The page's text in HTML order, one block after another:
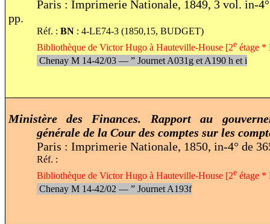
Paris : Imprimerie Nationale, 1849, 3 vol. in-
pp.
Réf. : BN: 4-LE74-3 (1850,15, BUDGET)
Bibliothèque de Victor Hugo à Hauteville-House [2eétage *
Chenay M 14-42/03 — ”Journet A031g et A190 h et i
Ministère des Finances. Rapport au
générale de la Cour des comptes sur les
Paris : Imprimerie Nationale, 1850, in-4° de
Réf. :
Bibliothèque de Victor Hugo à Hauteville-House [2eétage *
Chenay M 14-42/02 — ”Journet A193f